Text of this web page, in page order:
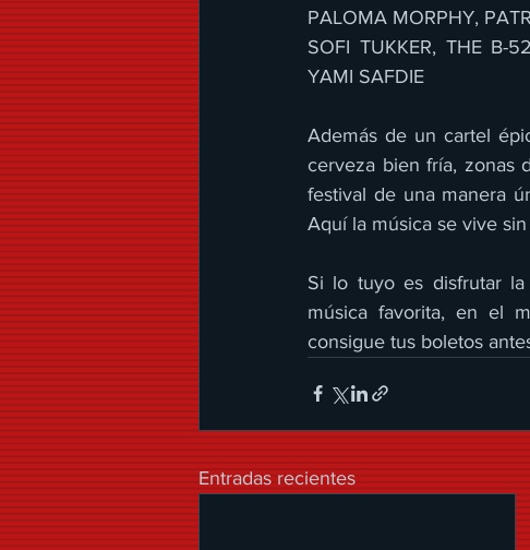
PALOMA MORPHY,
SOFI TUKKER, THE B-
YAMI SAFDIE
Además de un cartel
cerveza bien fría, zonas
festival de una manera
Aquí la música se vive
Si lo tuyo es disfrutar
música favorita, en el
consigue tus boletos
Entradas recientes